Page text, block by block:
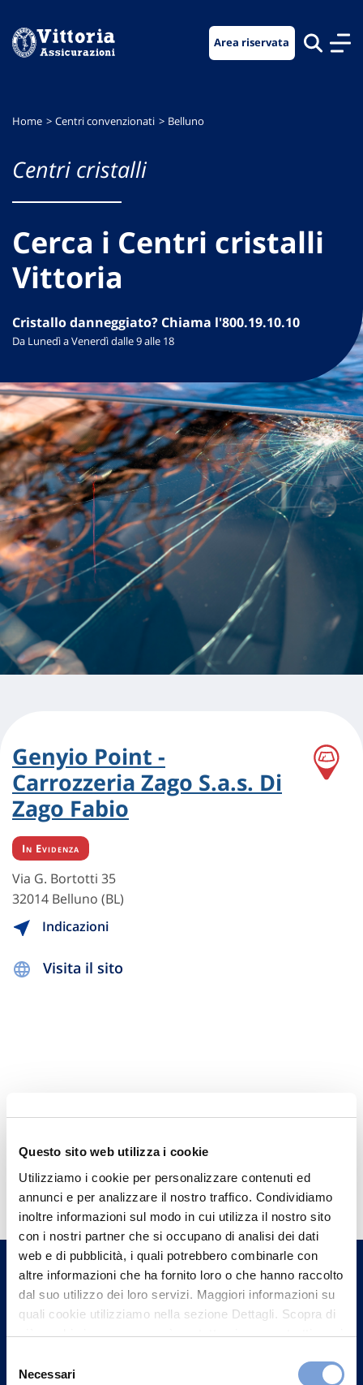
Questo sito web utilizza i cookie
Utilizziamo i cookie per personalizzare contenuti ed
annunci e per analizzare il nostro traffico. Condividiamo
inoltre informazioni sul modo in cui utilizza il nostro sito
con i nostri partner che si occupano di analisi dei dati
web e di pubblicità, i quali potrebbero combinarle con
altre informazioni che ha fornito loro o che hanno raccolto
dal suo utilizzo dei loro servizi. Maggiori informazioni su
quali cookie utilizziamo nella sezione Dettagli. Scopra di
più su chi siamo, come può contattarci e come trattiamo i
può trovare nel footer del sito nella sezione "Informativa
delNecessari
menu
contenuto
footer
Area riservata
Home Centri convenzionati Belluno
Centri cristalli
Cerca i Centri cristalli
Vittoria
Cristallo danneggiato? Chiama l'800.19.10.10
Da Lunedì a Venerdì dalle 9 alle 18
Genyio Point -
Carrozzeria Zago S.a.s. Di
Zago Fabio
In Evidenza
Via G. Bortotti 35
32014 Belluno (BL)
Indicazioni
Visita il sito
Hai bisogno di
informazioni?
Trova l'Agenzia più vicina a te e parla con
un nostro Agente.
Contattaci